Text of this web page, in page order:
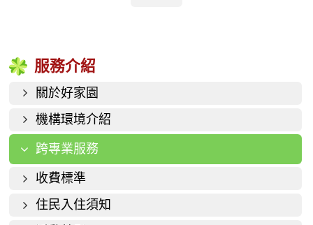
服務介紹
關於好家園
機構環境介紹
跨專業服務
收費標準
住民入住須知